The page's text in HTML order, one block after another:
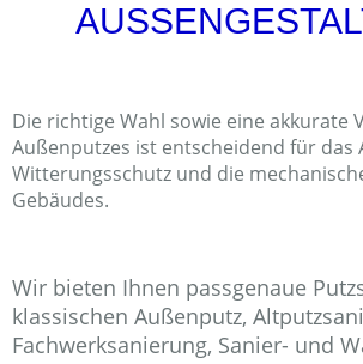
Die richtige Wahl sowie eine akkurate
Außenputzes ist entscheidend für das
Witterungsschutz und die
Gebäudes.
Wir bieten Ihnen passgenaue
klassischen Außenputz,
Fachwerksanierung, Sanier- und